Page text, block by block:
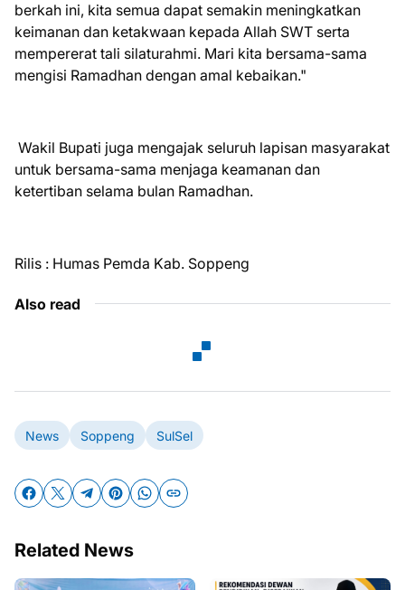
berkah ini, kita semua dapat semakin meningkatkan
keimanan dan ketakwaan kepada Allah SWT serta
mempererat tali silaturahmi. Mari kita bersama-sama
mengisi Ramadhan dengan amal kebaikan."
Wakil Bupati juga mengajak seluruh lapisan masyarakat
untuk bersama-sama menjaga keamanan dan
ketertiban selama bulan Ramadhan.
Rilis : Humas Pemda Kab. Soppeng
Also read
News Soppeng SulSel
Related News